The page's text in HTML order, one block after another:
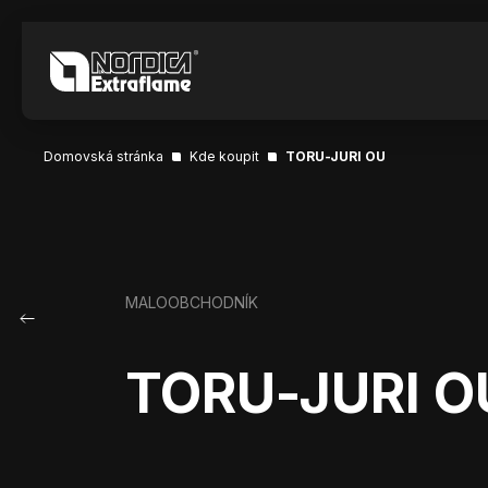
Domovská stránka Kde koupit TORU-JURI OU
MALOOBCHODNÍK
TORU-JURI